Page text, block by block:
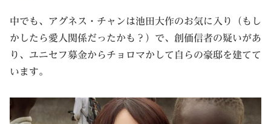
中でも、アグネス・チャンは池田大作のお気に入り（もし
かしたら愛人関係だったかも？）で、創価信者の疑いがあ
り、ユニセフ募金からチョロマかして自らの豪邸を建てて
います。